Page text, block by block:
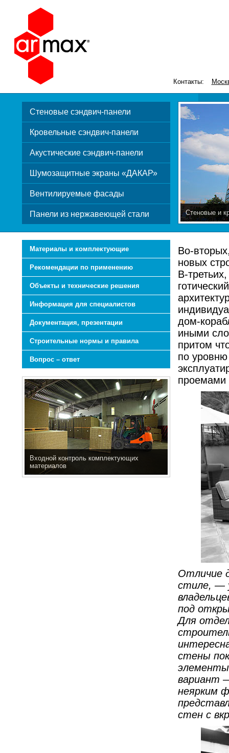
Контакты:
Стеновые сэндвич-панели
Кровельные сэндвич-панели
Акустические сэндвич-панели
Шумозащитные экраны «ДАКАР»
Вентилируемые фасады
Панели из нержавеющей стали Стеновые и
Материалы и комплектующие
Рекомендации по применению
Объекты и технические решения
Информация для специалистов
Документация, презентации
Строительные нормы и правила
Вопрос – ответ
Входной контроль комплектующих
материалов
Во-
новых
В-
дом-
иными
притом
по уровню
проемами
Отличие
стиле, —
под
Для
стены
вариант
неярким
стен с